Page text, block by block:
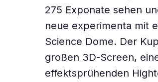
275 Exponate sehen
neue experimenta mit
Science Dome. Der
großen 3D-Screen,
effektsprühenden